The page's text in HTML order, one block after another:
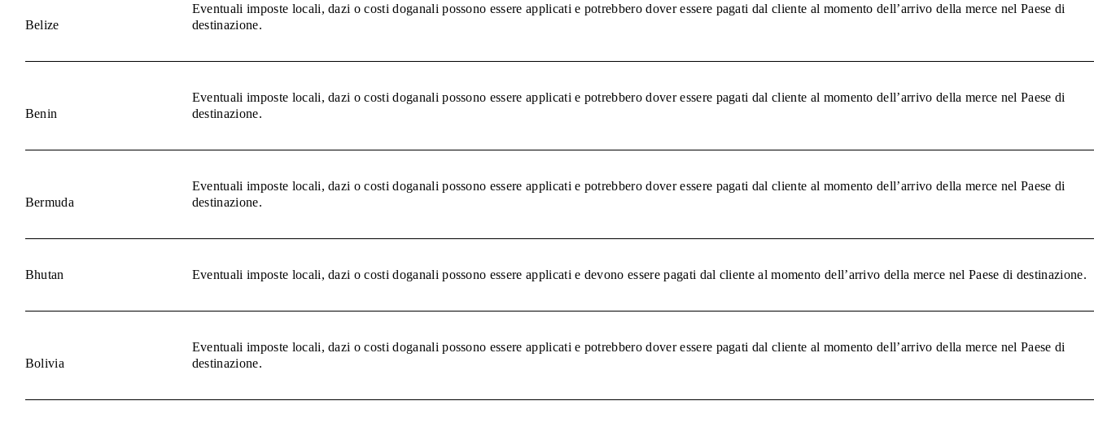
Belize
Eventuali imposte locali, dazi o costi doganali possono essere applicati e potrebbero dover essere pagati dal cliente al momento dell’arrivo della merce nel Paese di
destinazione.
Benin
Eventuali imposte locali, dazi o costi doganali possono essere applicati e potrebbero dover essere pagati dal cliente al momento dell’arrivo della merce nel Paese di
destinazione.
Bermuda
Eventuali imposte locali, dazi o costi doganali possono essere applicati e potrebbero dover essere pagati dal cliente al momento dell’arrivo della merce nel Paese di
destinazione.
Bhutan Eventuali imposte locali, dazi o costi doganali possono essere applicati e devono essere pagati dal cliente al momento dell’arrivo della merce nel Paese di destinazione.
Bolivia
Eventuali imposte locali, dazi o costi doganali possono essere applicati e potrebbero dover essere pagati dal cliente al momento dell’arrivo della merce nel Paese di
destinazione.